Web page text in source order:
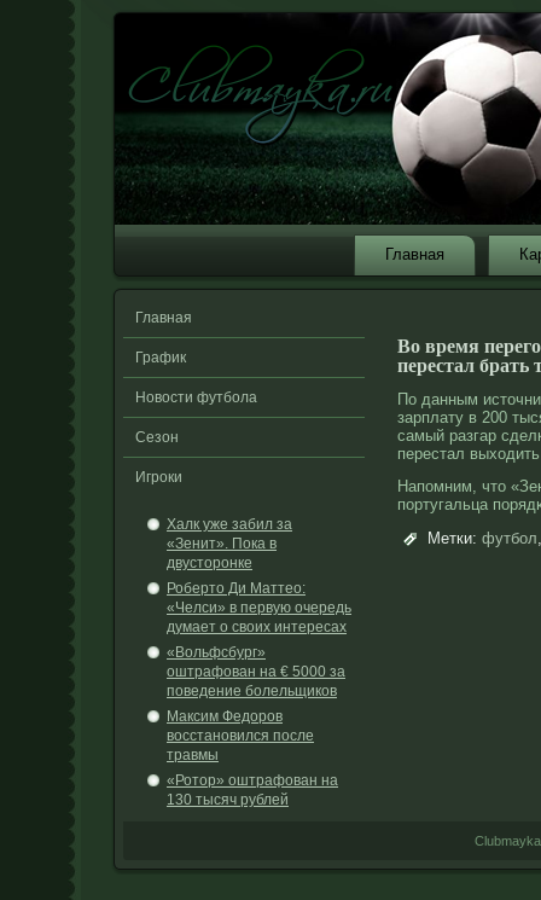
Главная
Главная
График
Новости футбола
Сезон
Игроки
Халк уже забил за
«Зенит». Пока в
двусторонке
Роберто Ди Маттео:
«Челси» в первую очередь
думает о своих интересах
«Вольфсбург»
оштрафован на € 5000 за
поведение болельщиков
Максим Федоров
восстановился после
травмы
«Ротор» оштрафован на
130 тысяч рублей
Во время
перестал брать
По данным
зарплату в 200
самый разгар
перестал
Напомним, что
португальца
Метки: футбол